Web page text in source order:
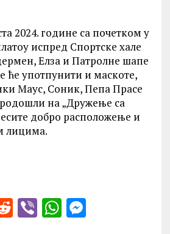
2024. године са почетком у
испред Спортске хале
Елза и Патролне шапе
ће употпунити и маскоте,
Маус, Соник, Пепа Прасе
на „Дружење са
добро расположење и
лицима.
R V WM